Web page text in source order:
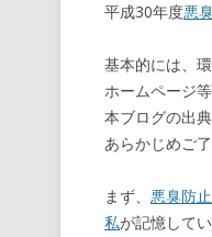
平成30年度悪
基本的には、
ホームページ
本ブログの出
あらかじめご了
まず、 悪臭防
私が記憶して